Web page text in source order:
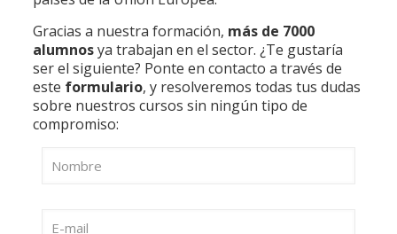
Gracias a nuestra formación, más de 7000
alumnosya trabajan en el sector. ¿Te gustaría
ser el siguiente? Ponte en contacto a través de
este formulario, y resolveremos todas tus dudas
sobre nuestros cursos sin ningún tipo de
compromiso: